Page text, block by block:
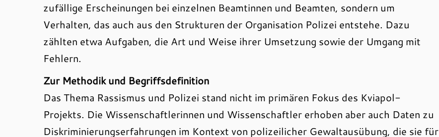
zufällige Erscheinungen bei einzelnen Beamtinnen und Beamten, sondern um
Verhalten, das auch aus den Strukturen der Organisation Polizei entstehe. Dazu
zählten etwa Aufgaben, die Art und Weise ihrer Umsetzung sowie der Umgang mit
Fehlern.
Zur Methodik und Begriffsdefinition
Das Thema Rassismus und Polizei stand nicht im primären Fokus des Kviapol-
Projekts. Die Wissenschaftlerinnen und Wissenschaftler erhoben aber auch Daten zu
Diskriminierungserfahrungen im Kontext von polizeilicher Gewaltausübung, die sie für